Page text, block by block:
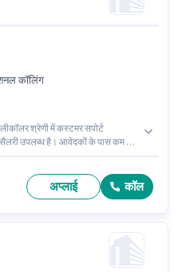
कॉलिंग
श्रेणी में कस्टमर सपोर्ट
उपलब्ध है। आवेदकों के पास कम से
सप्ताह है। यह नौकरी सेक्टर 60,
अप्लाई कॉल